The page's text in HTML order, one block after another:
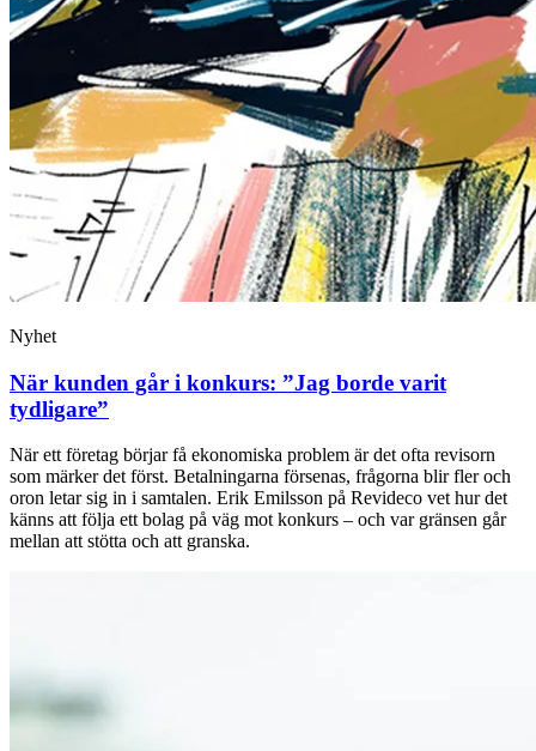
Nyhet
När kunden går i konkurs: ”Jag borde varit
tydligare”
När ett företag börjar få ekonomiska problem är det ofta revisorn
som märker det först. Betalningarna försenas, frågorna blir fler och
oron letar sig in i samtalen. Erik Emilsson på Revideco vet hur det
känns att följa ett bolag på väg mot konkurs – och var gränsen går
mellan att stötta och att granska.